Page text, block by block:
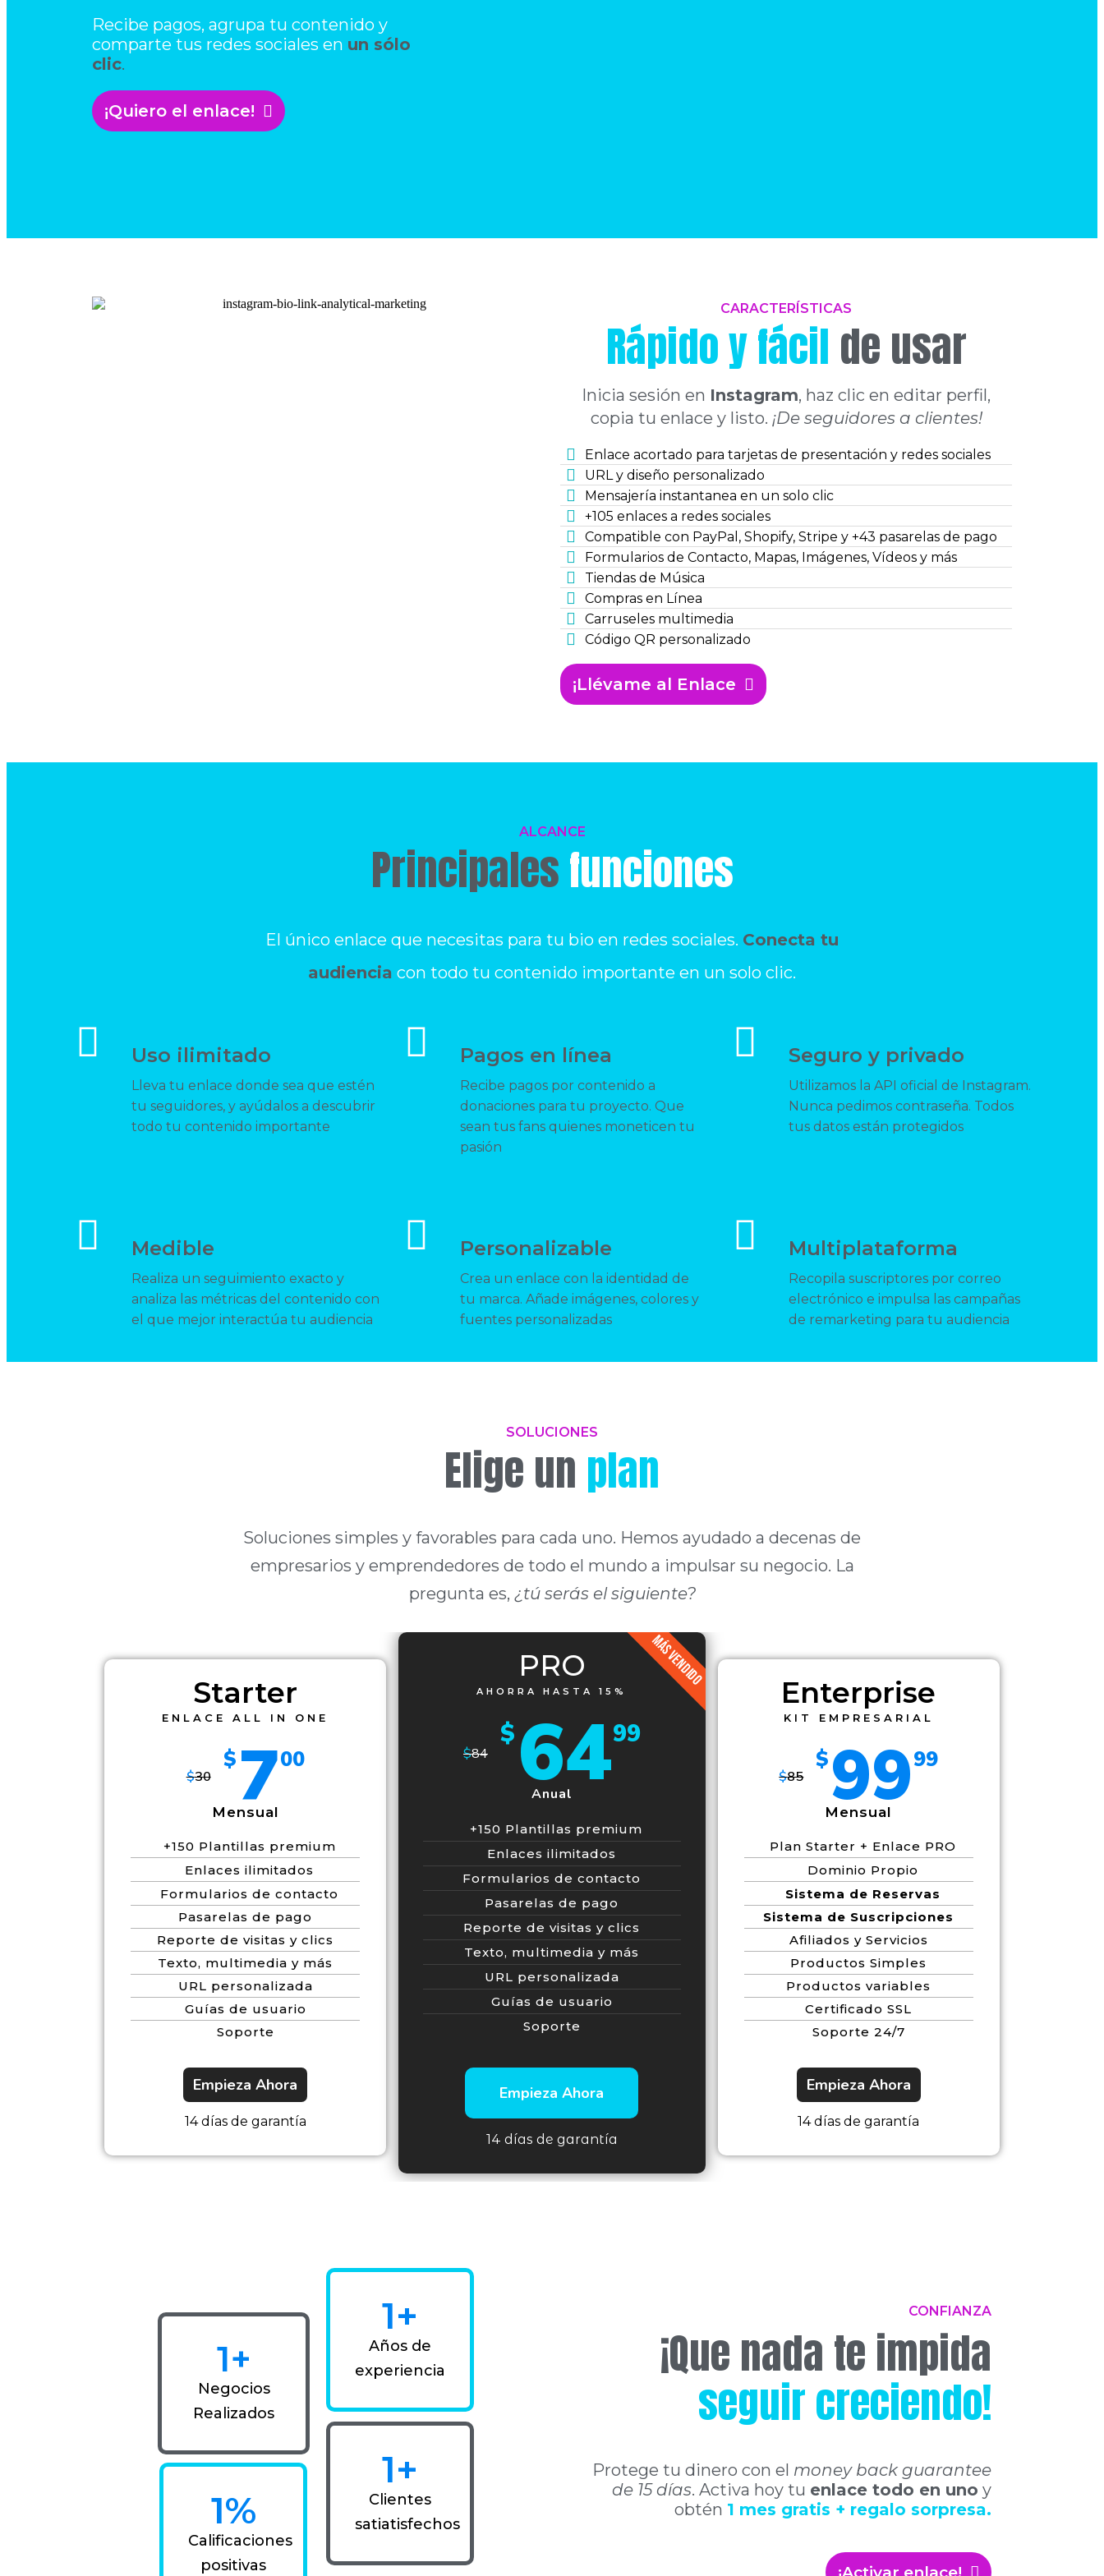
Recibe pagos, agrupa tu contenido y
comparte tus redes sociales en un sólo
clic.
¡Quiero el enlace!
CARACTERÍSTICAS
Rápido y fácil de usar
Inicia sesión en Instagram, haz clic en editar perfil,
copia tu enlace y listo. ¡De seguidores a clientes!
Enlace acortado para tarjetas de presentación y redes sociales
URL y diseño personalizado
Mensajería instantanea en un solo clic
+105 enlaces a redes sociales
Compatible con PayPal, Shopify, Stripe y +43 pasarelas de pago
Formularios de Contacto, Mapas, Imágenes, Vídeos y más
Tiendas de Música
Compras en Línea
Carruseles multimedia
Código QR personalizado
¡Llévame al Enlace
ALCANCE
Principalesfunciones
El único enlace que necesitas para tu bio en redes sociales. Conecta tu
audiencia con todo tu contenido importante en un solo clic.
Uso ilimitado
Lleva tu enlace donde sea que estén
tu seguidores, y ayúdalos a descubrir
todo tu contenido importante
Pagos en línea
Recibe pagos por contenido a
donaciones para tu proyecto. Que
sean tus fans quienes moneticen tu
pasión
Seguro y privado
Utilizamos la API oficial de Instagram.
Nunca pedimos contraseña. Todos
tus datos están protegidos
Medible
Realiza un seguimiento exacto y
analiza las métricas del contenido con
el que mejor interactúa tu audiencia
Personalizable
Crea un enlace con la identidad de
tu marca. Añade imágenes, colores y
fuentes personalizadas
Multiplataforma
Recopila suscriptores por correo
electrónico e impulsa las campañas
de remarketing para tu audiencia
SOLUCIONES
Elige un plan
Soluciones simples y favorables para cada uno. Hemos ayudado a decenas de
empresarios y emprendedores de todo el mundo a impulsar su negocio. La
pregunta es, ¿tú serás el siguiente?
Starter
ENLACE ALL IN ONE
$30
$ 700
Mensual
+150 Plantillas premium
Enlaces ilimitados
Formularios de contacto
Pasarelas de pago
Reporte de visitas y clics
Texto, multimedia y más
URL personalizada
Guías de usuario
Soporte
Empieza Ahora
14 días de garantía
PRO
AHORRA HASTA 15%
$84
$ 6499
Anual
+150 Plantillas premium
Enlaces ilimitados
Formularios de contacto
Pasarelas de pago
Reporte de visitas y clics
Texto, multimedia y más
URL personalizada
Guías de usuario
Soporte
Empieza Ahora
14 días de garantía
MÁS VENDIDO
Enterprise
KIT EMPRESARIAL
$85
$9999
Mensual
Plan Starter + Enlace PRO
Dominio Propio
Sistema de Reservas
Sistema de Suscripciones
Afiliados y Servicios
Productos Simples
Productos variables
Certificado SSL
Soporte 24/7
Empieza Ahora
14 días de garantía
1+
Negocios
Realizados
1+
Años de
experiencia
1%
Calificaciones
positivas
1+
Clientes
satiatisfechos
CONFIANZA
¡Que nada te impida
seguir creciendo!
Protege tu dinero con el money back guarantee
de 15 días. Activa hoy tu enlace todo en uno y
obtén 1 mes gratis + regalo sorpresa.